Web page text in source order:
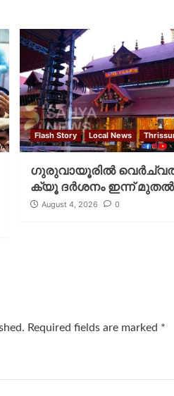
Flash Story Local News
ഗുരുവായൂരില്‍
ക്യൂ ദര്‍ശനം ഇന്ന് മുതല്‍
August 4, 2026 0
Required fields are marked *